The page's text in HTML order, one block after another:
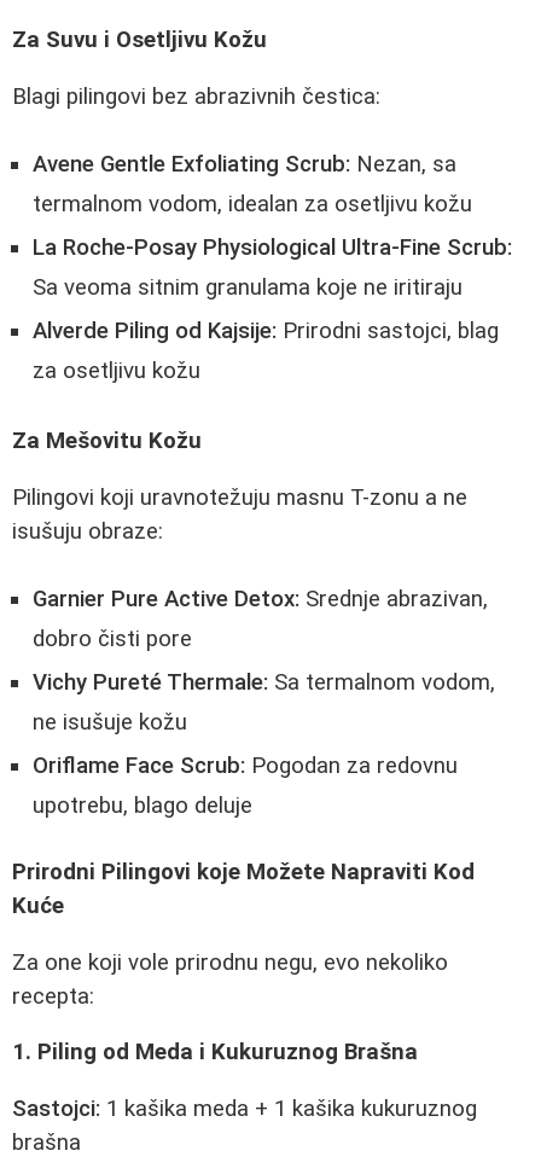
Za Suvu i Osetljivu Kožu
Blagi pilingovi bez abrazivnih čestica:
Avene Gentle Exfoliating Scrub: Nezan, sa
termalnom vodom, idealan za osetljivu kožu
La Roche-Posay Physiological Ultra-Fine Scrub:
Sa veoma sitnim granulama koje ne iritiraju
Alverde Piling od Kajsije: Prirodni sastojci, blag
za osetljivu kožu
Za Mešovitu Kožu
Pilingovi koji uravnotežuju masnu T-zonu a ne
isušuju obraze:
Garnier Pure Active Detox: Srednje abrazivan,
dobro čisti pore
Vichy Pureté Thermale: Sa termalnom vodom,
ne isušuje kožu
Oriflame Face Scrub: Pogodan za redovnu
upotrebu, blago deluje
Prirodni Pilingovi koje Možete Napraviti Kod
Kuće
Za one koji vole prirodnu negu, evo nekoliko
recepta:
1. Piling od Meda i Kukuruznog Brašna
Sastojci: 1 kašika meda + 1 kašika kukuruznog
brašna